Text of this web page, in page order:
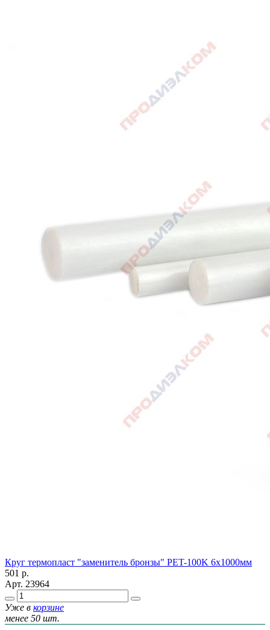
Круг термопласт "заменитель бронзы" PET-100K 6х1000мм
501 р.
Арт. 23964
Уже в корзине
менее 50 шт.